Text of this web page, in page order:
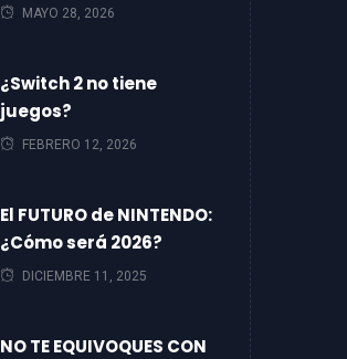
MAYO 28, 2026
¿Switch 2 no tiene
juegos?
FEBRERO 12, 2026
El FUTURO de NINTENDO:
¿Cómo será 2026?
DICIEMBRE 11, 2025
NO TE EQUIVOQUES CON